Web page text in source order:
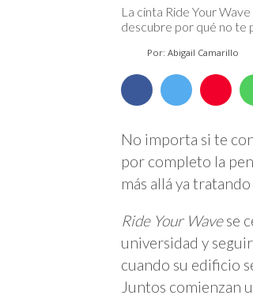
La cinta Ride Your
descubre por qué no te
Por: Abigail Camarillo
No importa si te
por completo la
más allá ya
Ride Your Wavese
universidad y
cuando su edificio
Juntos comienzan